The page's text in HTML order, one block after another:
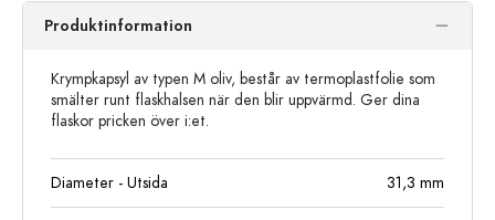
Produktinformation
Krympkapsyl av typen M oliv, består av termoplastfolie som
smälter runt flaskhalsen när den blir uppvärmd. Ger dina
flaskor pricken över i:et.
Diameter - Utsida 31,3 mm